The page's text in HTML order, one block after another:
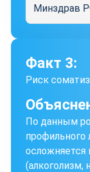
Минздрав
Факт 3:
Риск
По данным
профильного
(алкоголизм,